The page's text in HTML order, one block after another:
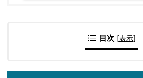
目次 [表示]